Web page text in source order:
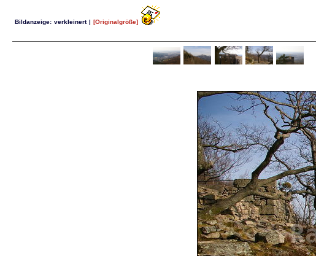
Bildanzeige: verkleinert | [Originalgröße]